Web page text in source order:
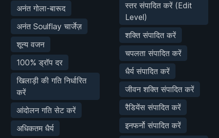
अनंत गोला-बारूद
अनंत Soulflay चार्जेज़
शून्य वजन
100% ड्रॉप दर
खिलाड़ी की गति निर्धारित
करें
आंदोलन गति सेट करें
अधिकतम धैर्य
स्तर संपादित करें (Edit
Level)
शक्ति संपादित करें
चपलता संपादित करें
धैर्य संपादित करें
जीवन शक्ति संपादित करें
रैडियेंस संपादित करें
इनफर्नो संपादित करें